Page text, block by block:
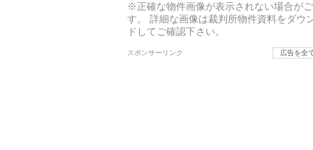
※正確な物件画像が表示されない場合が
す。 詳細な画像は裁判所物件資料をダウ
ドしてご確認下さい。
スポンサーリンク 広告を全